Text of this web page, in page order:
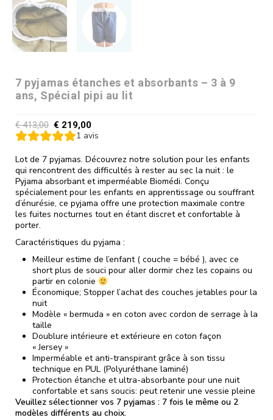
7 pyjamas étanches et absorbants – 3 à 9
ans, Spécial pipi au lit
€413,00 € 219,00
1 avis
Lot de 7 pyjamas. Découvrez notre solution pour les enfants
qui rencontrent des difficultés à rester au sec la nuit : le
Pyjama absorbant et imperméable Biomédi. Conçu
spécialement pour les enfants en apprentissage ou souffrant
d’énurésie, ce pyjama offre une protection maximale contre
les fuites nocturnes tout en étant discret et confortable à
porter.
Caractéristiques du pyjama :
Meilleur estime de l’enfant ( couche = bébé ), avec ce
short plus de souci pour aller dormir chez les copains ou
partir en colonie
Économique; Stopper l’achat des couches jetables pour la
nuit
Modèle « bermuda » en coton avec cordon de serrage à la
taille
Doublure intérieure et extérieure en coton façon
« Jersey »
Imperméable et anti-transpirant grâce à son tissu
technique en PUL (Polyuréthane laminé)
Protection étanche et ultra-absorbante pour une nuit
confortable et sans soucis: peut retenir une vessie pleine
Veuillez sélectionner vos 7 pyjamas : 7 fois le même ou 2
modèles différents au choix.